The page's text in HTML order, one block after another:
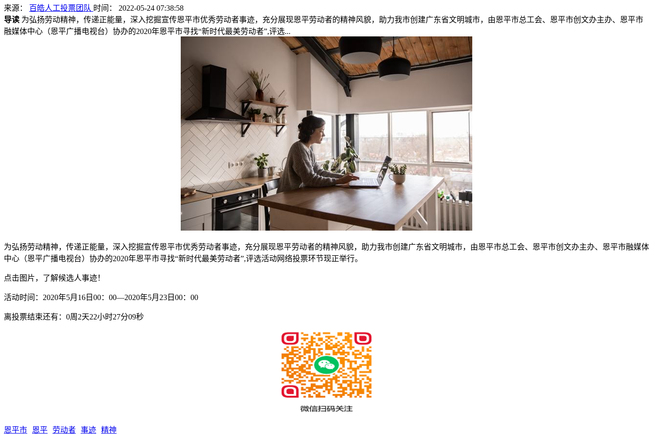
来源： 百皓人工投票团队 时间： 2022-05-24 07:38:58
导读 为弘扬劳动精神，传递正能量，深入挖掘宣传恩平市优秀劳动者事迹，充分展现恩平劳动者的精神风貌，助力我市创建广东省文明城市，由恩平市总工会、恩平市创文办主办、恩平市
融媒体中心（恩平广播电视台）协办的2020年恩平市寻找“新时代最美劳动者”,评选...
为弘扬劳动精神，传递正能量，深入挖掘宣传恩平市优秀劳动者事迹，充分展现恩平劳动者的精神风貌，助力我市创建广东省文明城市，由恩平市总工会、恩平市创文办主办、恩平市融媒体
中心（恩平广播电视台）协办的2020年恩平市寻找“新时代最美劳动者”,评选活动网络投票环节现正举行。
点击图片，了解候选人事迹！
活动时间：2020年5月16日00：00—2020年5月23日00：00
离投票结束还有：0周2天22小时27分09秒
恩平市 恩平 劳动者 事迹 精神